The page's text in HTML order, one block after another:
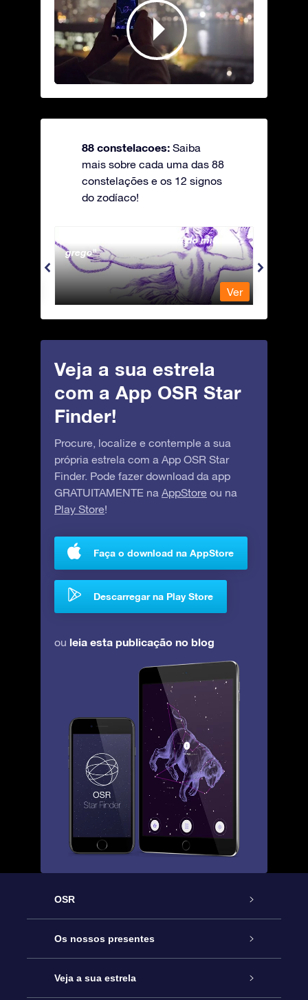
88 constelacoes: Saiba
mais sobre cada uma das 88
constelações e os 12 signos
do zodíaco!
Andromeda - A Princesa do mito
grego
Ver
Veja a sua estrela
com a App OSR Star
Finder!
Procure, localize e contemple a sua
própria estrela com a App OSR Star
Finder. Pode fazer download da app
GRATUITAMENTE na AppStore ou na
Play Store!
Faça o download na AppStore
Descarregar na Play Store
ou leia esta publicação no blog
OSR
Serviço
Contactos
Os nossos presentes
Prenda Star Online
Veja a sua estrela